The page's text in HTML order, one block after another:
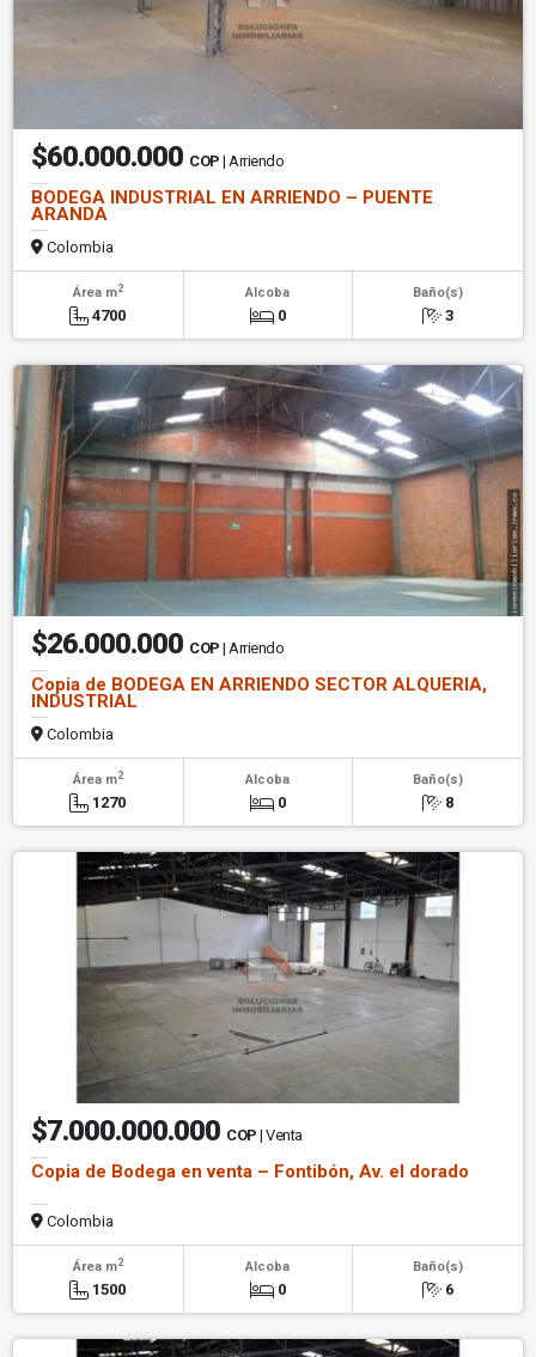
$60.000.000 COP | Arriendo
BODEGA INDUSTRIAL EN ARRIENDO – PUENTE
ARANDA
Colombia
Área m2
4700
Alcoba
0
Baño(s)
3
$26.000.000 COP | Arriendo
Copia de BODEGA EN ARRIENDO SECTOR ALQUERIA,
INDUSTRIAL
Colombia
Área m2
1270
Alcoba
0
Baño(s)
8
$7.000.000.000 COP | Venta
Copia de Bodega en venta – Fontibón, Av. el dorado
Colombia
Área m2
1500
Alcoba
0
Baño(s)
6